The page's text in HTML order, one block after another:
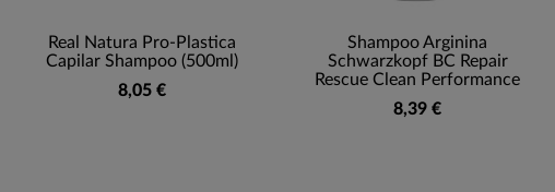
Real Natura Pro-Plastica
Capilar Shampoo (500ml)
8,05 €
Shampoo Arginina
Schwarzkopf BC Repair
Rescue Clean Performance
8,39 €